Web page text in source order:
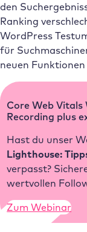
den
Ranking
WordPress
für
neuen
Core Web
Recording plus
Hast du unser
Lighthouse:
verpasst?
wertvollen
Zum Webinar